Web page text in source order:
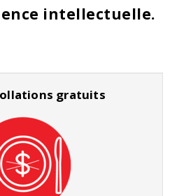
intellectuelle.
gratuits